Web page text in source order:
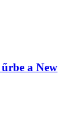
a New